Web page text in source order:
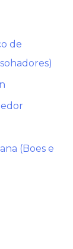
de
(Boes e